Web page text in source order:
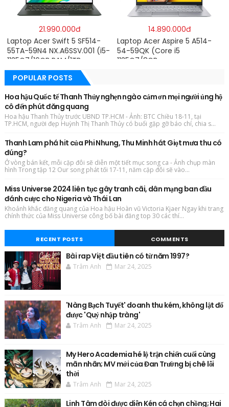
hãng
21.990.000đ
Laptop Acer Swift 5 SF514-
55TA-59N4 NX.A6SSV.001 (i5-
1135G7/16GB RAM/1TB
SSD/14″FHD_Touch/Win10/Xa
nh) – Hàng chính hãng
14.890.000đ
Laptop Acer Aspire 5 A514-
54-59QK (Core i5
1135G7/8GB
POPULAR POSTS
Hoa hậu Quốc tế Thanh Thủy nghẹn ngào cảm ơn mọi người ủng hộ
cô đến phút đăng quang
Hoa hậu Thanh Thủy trước UBND TP.HCM - Ảnh: BTC Chiều 18-11, tại
TP.HCM, người đẹp Huỳnh Thị Thanh Thủy có buổi gặp gỡ báo chí, chia s...
Thanh Lam phá hit của Phi Nhung, Thu Minh hát Giọt mưa thu có
đúng?
Ở vòng bán kết, mỗi cặp đôi sẽ diễn một tiết mục song ca - Ảnh chụp màn
hình Trong tập 12 Our song phát tối 17-11, năm cặp đôi sẽ vào...
Miss Universe 2024 liên tục gây tranh cãi, dân mạng ban đầu
đánh cược cho Nigeria và Thái Lan
Khoảnh khắc đăng quang của Hoa hậu Hoàn vũ Victoria Kjaer Ngay khi trang
chính thức của Miss Universe công bố bài đăng top 30 các thí...
RECENT POSTS COMMENTS
Bài rap Việt đầu tiên có từ năm 1997?
Trâm Anh Mar 24, 2025
'Nàng Bạch Tuyết' doanh thu kém, không lật đổ
được 'Quỷ nhập tràng'
Trâm Anh Mar 24, 2025
My Hero Academia hé lộ trận chiến cuối cùng
mãn nhãn; MV mới của Đan Trường bị chê lỗi
thời
Trâm Anh Mar 24, 2025
Linh Tâm đòi được diễn Kén cá chọn chồng; Hai